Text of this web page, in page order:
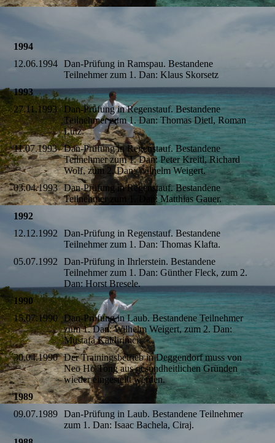
1994
12.06.1994
Dan-Prüfung in Ramspau. Bestandene
Teilnehmer zum 1. Dan: Klaus Skorsetz
1993
27.11.1993
Dan-Prüfung in Regenstauf. Bestandene
Teilnehmer zum 1. Dan: Thomas Dietl, Roman
Lutz.
11.07.1993
Dan-Prüfung in Regenstauf. Bestandene
Teilnehmer zum 1. Dan: Peter Kreitl, Richard
Wolf, zum 2. Dan: Wilhelm Weigert.
03.04.1993 Dan-Prüfung in Regenstauf. Bestandene
Teilnehmer zum 1. Dan: Matthias Gauer.
1992
12.12.1992
Dan-Prüfung in Regenstauf. Bestandene
Teilnehmer zum 1. Dan: Thomas Klafta.
05.07.1992
Dan-Prüfung in Ihrlerstein. Bestandene
Teilnehmer zum 1. Dan: Günther Fleck, zum 2.
Dan: Horst Bresele.
1990
15.07.1990
Dan-Prüfung in Laub. Bestandene Teilnehmer
zum 1. Dan: Wilhelm Weigert, zum 2. Dan:
Mustafa Kaldirimci.
30.04.1990 Der Trainingsbetrieb in Deggendorf muss von
Neo Ho Tong aus gesundheitlichen Gründen
wieder eingestellt werden.
1989
09.07.1989
Dan-Prüfung in Laub. Bestandene Teilnehmer
zum 1. Dan: Isaac Bachela, Ciraj.